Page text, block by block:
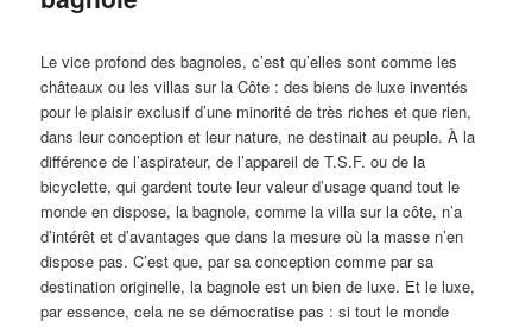
Le vice profond des bagnoles, c’est qu’elles sont comme les
châteaux ou les villas sur la Côte : des biens de luxe inventés
pour le plaisir exclusif d’une minorité de très riches et que rien,
dans leur conception et leur nature, ne destinait au peuple. À la
différence de l’aspirateur, de l’appareil de T.S.F. ou de la
bicyclette, qui gardent toute leur valeur d’usage quand tout le
monde en dispose, la bagnole, comme la villa sur la côte, n’a
d’intérêt et d’avantages que dans la mesure où la masse n’en
dispose pas. C’est que, par sa conception comme par sa
destination originelle, la bagnole est un bien de luxe. Et le luxe,
par essence, cela ne se démocratise pas : si tout le monde